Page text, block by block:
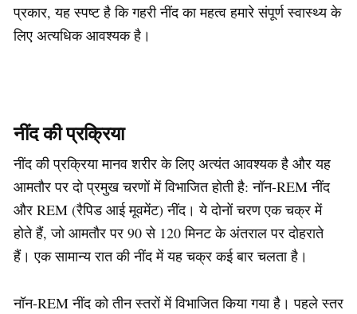
प्रकार, यह स्पष्ट है कि गहरी नींद का महत्व हमारे संपूर्ण स्वास्थ्य के
लिए अत्यधिक आवश्यक है।
नींद की प्रक्रिया
नींद की प्रक्रिया मानव शरीर के लिए अत्यंत आवश्यक है और यह
आमतौर पर दो प्रमुख चरणों में विभाजित होती है: नॉन-REM नींद
और REM (रैपिड आई मूवमेंट) नींद। ये दोनों चरण एक चक्र में
होते हैं, जो आमतौर पर 90 से 120 मिनट के अंतराल पर दोहराते
हैं। एक सामान्य रात की नींद में यह चक्र कई बार चलता है।
नॉन-REM नींद को तीन स्तरों में विभाजित किया गया है। पहले स्तर